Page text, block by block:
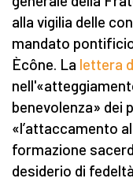
alla vigilia delle
mandato
Ècône. La lettera
benevolenza» dei
«l’attaccamento
formazione
desiderio di